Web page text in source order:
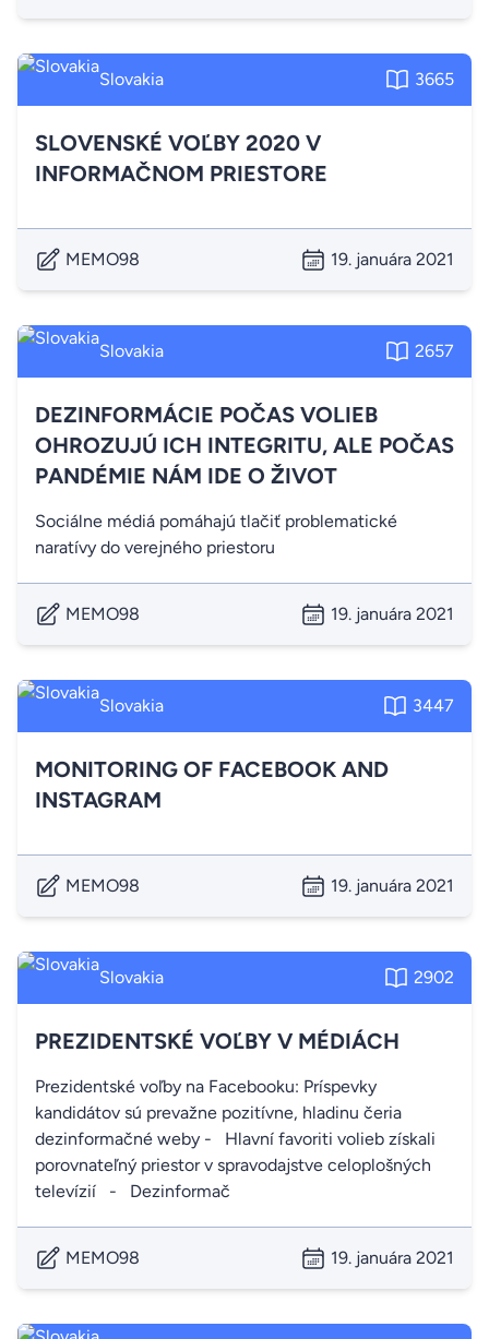
Slovakia 3665
SLOVENSKÉ VOĽBY 2020 V
INFORMAČNOM PRIESTORE
MEMO98 19. januára 2021
Slovakia 2657
DEZINFORMÁCIE POČAS VOLIEB
OHROZUJÚ ICH INTEGRITU, ALE POČAS
PANDÉMIE NÁM IDE O ŽIVOT
Sociálne médiá pomáhajú tlačiť problematické
naratívy do verejného priestoru
MEMO98 19. januára 2021
Slovakia 3447
MONITORING OF FACEBOOK AND
INSTAGRAM
MEMO98 19. januára 2021
Slovakia 2902
PREZIDENTSKÉ VOĽBY V MÉDIÁCH
Prezidentské voľby na Facebooku: Príspevky
kandidátov sú prevažne pozitívne, hladinu čeria
dezinformačné weby - Hlavní favoriti volieb získali
porovnateľný priestor v spravodajstve celoplošných
televízií - Dezinformač
MEMO98 19. januára 2021